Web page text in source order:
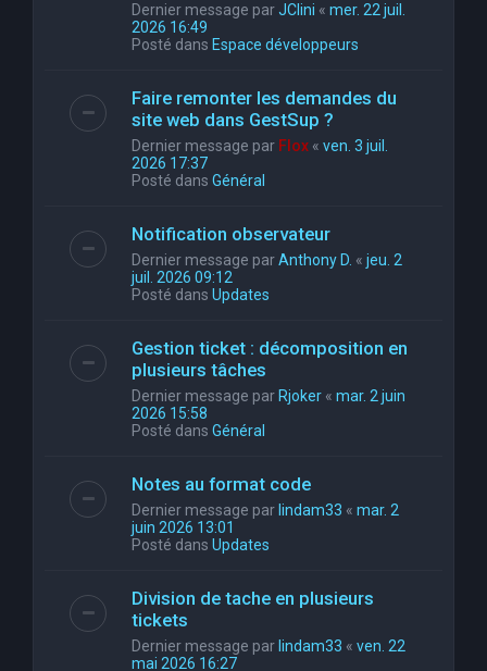
Dernier message parJClini « mer. 22 juil.
2026 16:49
Posté dans Espace développeurs
Faire remonter les demandes du
site web dans GestSup ?
Dernier message par Flox « ven. 3 juil.
2026 17:37
Posté dans Général
Notification observateur
Dernier message parAnthony D. « jeu. 2
juil. 2026 09:12
Posté dans Updates
Gestion ticket : décomposition en
plusieurs tâches
Dernier message par Rjoker « mar. 2 juin
2026 15:58
Posté dans Général
Notes au format code
Dernier message par lindam33 « mar. 2
juin 2026 13:01
Posté dans Updates
Division de tache en plusieurs
tickets
Dernier message par lindam33 « ven. 22
mai 2026 16:27